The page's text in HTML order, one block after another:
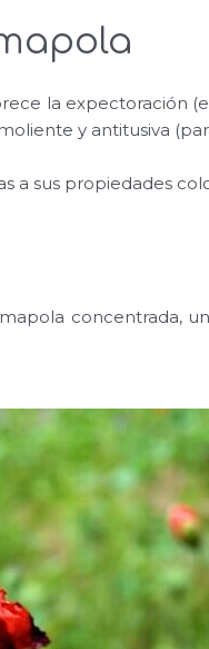
la expectoración
y antitusiva
a sus propiedades
concentrada,